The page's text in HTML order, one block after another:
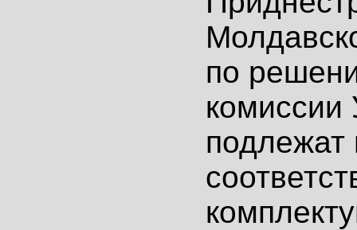
по
подлежат